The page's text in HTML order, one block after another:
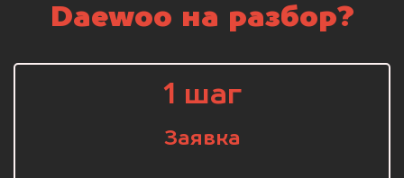
Daewoo на разбор?
1 шаг
Заявка